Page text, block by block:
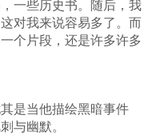
一些历史书。随后，我
对我来说容易多了。而
个片段，还是许多许多
是当他描绘黑暗事件
与幽默。